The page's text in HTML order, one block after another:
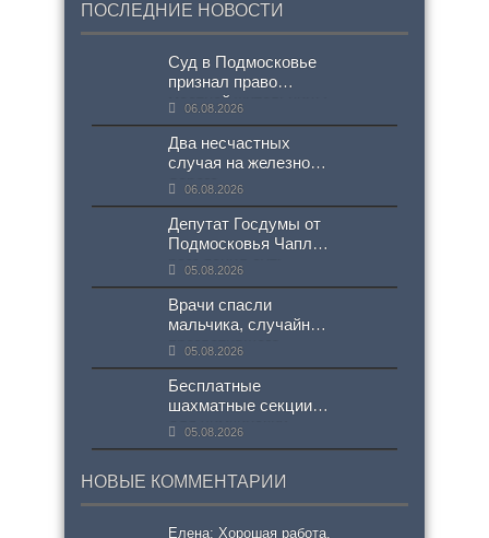
ПОСЛЕДНИЕ НОВОСТИ
Суд в Подмосковье
признал право
местной жительницы
на немецкую
национальность
06.08.2026
Два несчастных
случая на железной
дороге
зафиксированы в
Подмосковье
06.08.2026
Депутат Госдумы от
Подмосковья Чаплин
разъяснил суть
нового проекта
СанПиН
05.08.2026
Врачи спасли
мальчика, случайно
проглотившего
«богиню богатства»
05.08.2026
Бесплатные
шахматные секции
для химкинских
школьников
05.08.2026
НОВЫЕ КОММЕНТАРИИ
Елена: Хорошая работа.